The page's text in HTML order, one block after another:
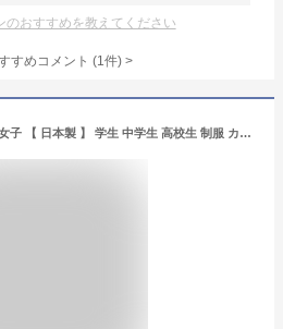
おすすめを教えてください
すめコメント (1件) >
スクールカーディガン 女子 【 日本製 】 学生 中学生 高校生 制服 カーディガン スクール 紺 白 黒 ネイビー グレー オフホワイト ブラック ウール 洗える 毛玉になりにくい 無地 150 160 男女兼用 女 事務 カンコー KHS416